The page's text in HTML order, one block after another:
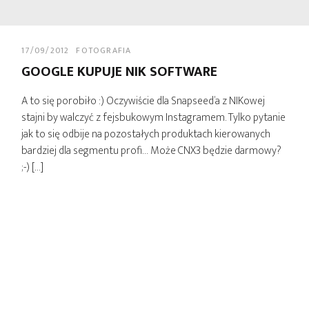
17/09/2012 FOTOGRAFIA
GOOGLE KUPUJE NIK SOFTWARE
A to się porobiło :) Oczywiście dla Snapseed’a z NIKowej
stajni by walczyć z fejsbukowym Instagramem. Tylko pytanie
jak to się odbije na pozostałych produktach kierowanych
bardziej dla segmentu profi… Może CNX3 będzie darmowy?
;-) […]